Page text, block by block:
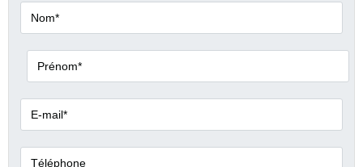
Nom*
Prénom*
E-
mail*
Téléphone